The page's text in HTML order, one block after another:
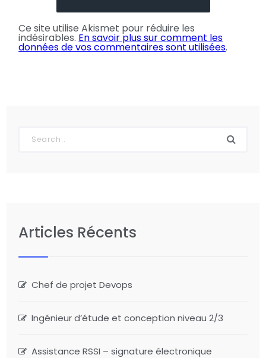
Ce site utilise Akismet pour réduire les
indésirables. En savoir plus sur comment les
données de vos commentaires sont utilisées.
Articles Récents
Chef de projet Devops
Ingénieur d’étude et conception niveau 2/3
Assistance RSSI – signature électronique